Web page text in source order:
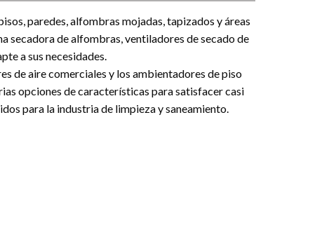
paredes, alfombras mojadas, tapizados y áreas
secadora de alfombras, ventiladores de secado de
a sus necesidades.
de aire comerciales y los ambientadores de piso
opciones de características para satisfacer casi
para la industria de limpieza y saneamiento.